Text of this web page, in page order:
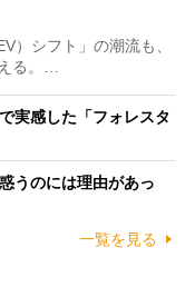
）シフト」の潮流も、
る。…
実感した「フォレスタ
うのには理由があっ
一覧を見る